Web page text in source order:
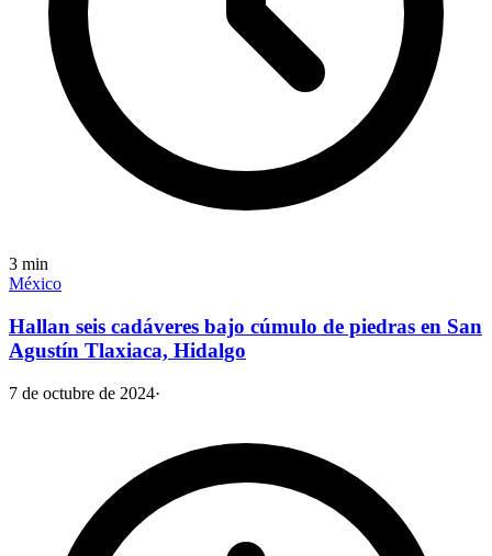
3 min
México
Hallan seis cadáveres bajo cúmulo de piedras en San
Agustín Tlaxiaca, Hidalgo
7 de octubre de 2024·